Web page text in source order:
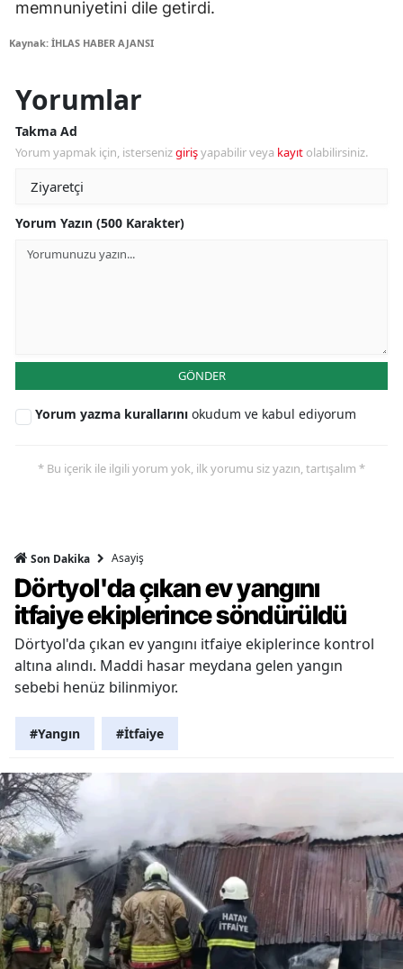
memnuniyetini dile getirdi.
Kaynak: İHLAS HABER AJANSI
Yorumlar
Takma Ad
Yorum yapmak için, istersenizgirişyapabilir veya kayıt olabilirsiniz.
Yorum Yazın (500 Karakter)
GÖNDER
Yorum yazma kurallarını okudum ve kabul ediyorum
* Bu içerik ile ilgili yorum yok, ilk yorumu siz yazın, tartışalım *
Son Dakika Asayiş
Dörtyol'da çıkan ev yangını
itfaiye ekiplerince söndürüldü
Dörtyol'da çıkan ev yangını itfaiye ekiplerince kontrol
altına alındı. Maddi hasar meydana gelen yangın
sebebi henüz bilinmiyor.
#Yangın #İtfaiye